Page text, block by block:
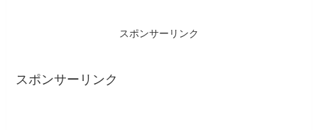
スポンサーリンク
スポンサーリンク